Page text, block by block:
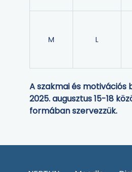
M L
A szakmai és motivációs
2025. augusztus 15-18
formában szervezzük.